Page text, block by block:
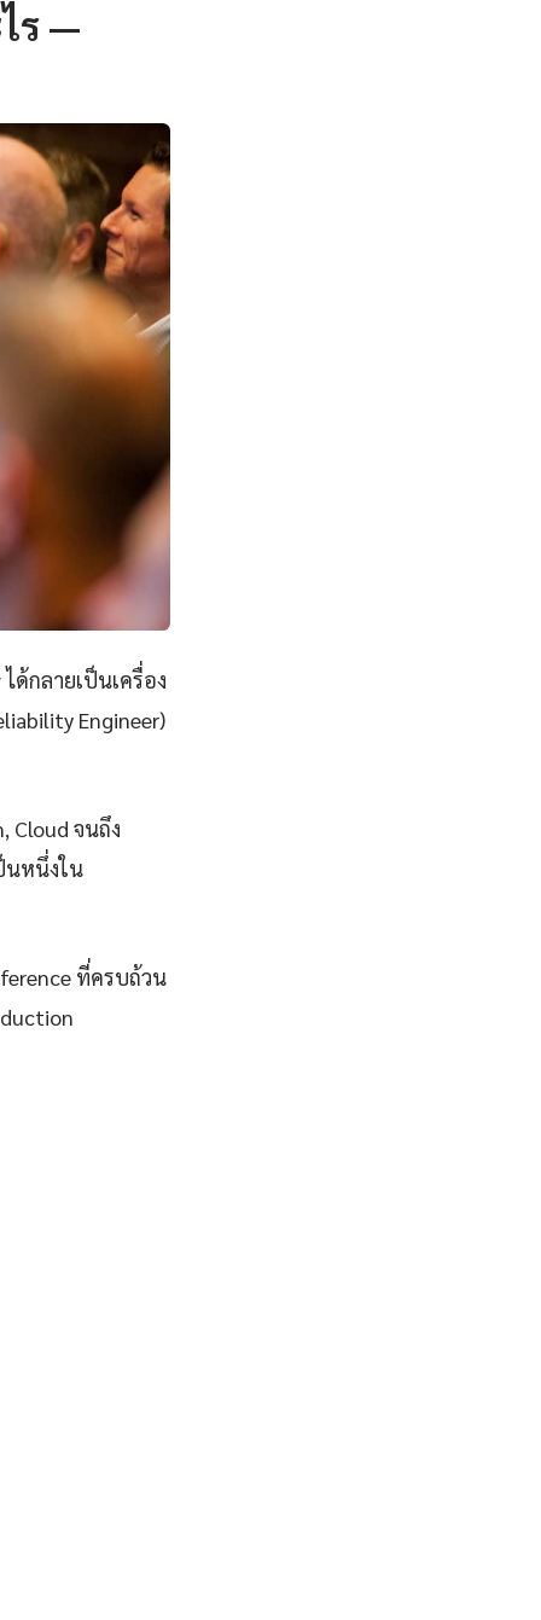
ร —
ได้กลายเป็นเครื่อง
Engineer)
Cloud จนถึง
นหนึ่งใน
ที่ครบถ้วน